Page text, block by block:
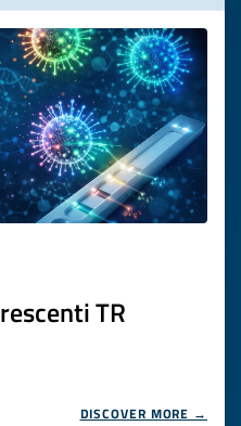
TR
DISCOVER MORE →